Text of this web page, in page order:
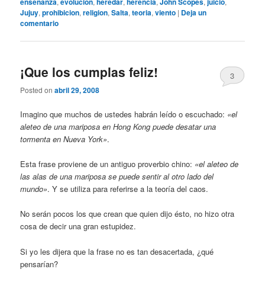
Jujuy,prohibicion,religion,Salta,teoria,viento | Deja un
comentario
¡Que los cumplas feliz!
Posted onabril 29, 2008
3
Imagino que muchos de ustedes habrán leído o escuchado: «el
aleteo de una mariposa en Hong Kong puede desatar una
tormenta en Nueva York».
Esta frase proviene de un antiguo proverbio chino: «el aleteo de
las alas de una mariposa se puede sentir al otro lado del
mundo». Y se utiliza para referirse a la teoría del caos.
No serán pocos los que crean que quien dijo ésto, no hizo otra
cosa de decir una gran estupidez.
Si yo les dijera que la frase no es tan desacertada, ¿qué
pensarían?